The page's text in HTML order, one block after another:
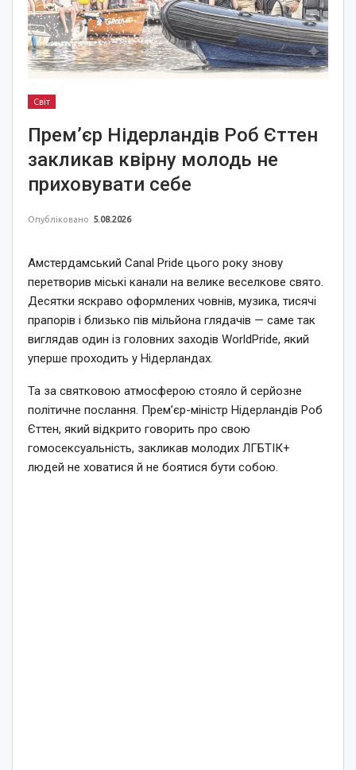
Світ
Прем’єр Нідерландів Роб Єттен
закликав квірну молодь не
приховувати себе
Опубліковано 5.08.2026
Амстердамський Canal Pride цього року знову
перетворив міські канали на велике веселкове свято.
Десятки яскраво оформлених човнів, музика, тисячі
прапорів і близько пів мільйона глядачів — саме так
виглядав один із головних заходів WorldPride, який
уперше проходить у Нідерландах.
Та за святковою атмосферою стояло й серйозне
політичне послання. Прем’єр-міністр Нідерландів Роб
Єттен, який відкрито говорить про свою
гомосексуальність, закликав молодих ЛГБТІК+
людей не ховатися й не боятися бути собою.